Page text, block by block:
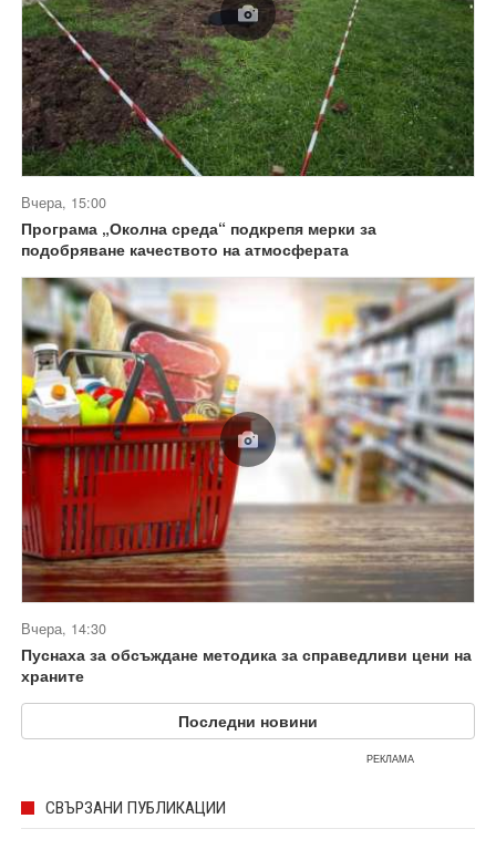
Вчера, 15:00
Програма „Околна среда“ подкрепя мерки за
подобряване качеството на атмосферата
Вчера, 14:30
Пуснаха за обсъждане методика за справедливи цени на
храните
Последни новини
РЕКЛАМА
СВЪРЗАНИ ПУБЛИКАЦИИ